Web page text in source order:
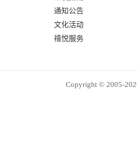
通知公告
文化活动
禧悦服务
Copyright © 2005-